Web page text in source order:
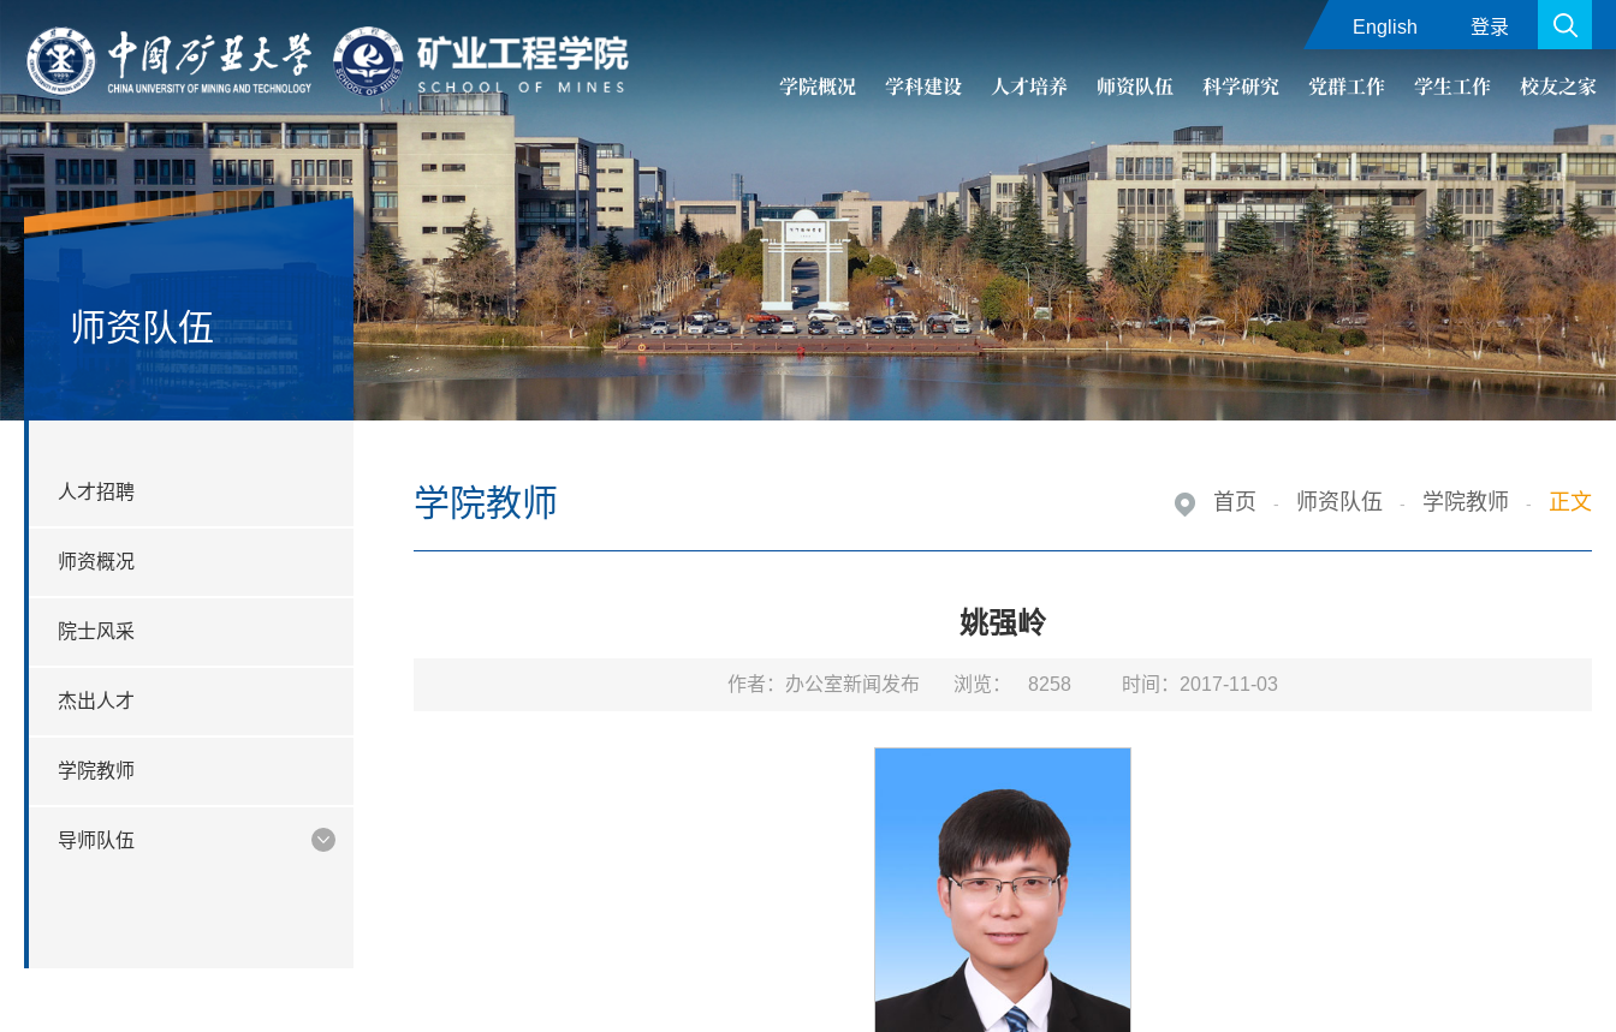
English 登录
学院概况 学科建设 人才培养 师资队伍 科学研究 党群工作 学生工作 校友之家
师资队伍
人才招聘
师资概况
院士风采
杰出人才
学院教师
导师队伍
学院教师 首页 - 师资队伍 - 学院教师 - 正文
姚强岭
作者：办公室新闻发布 浏览： 8258 时间：2017-11-03